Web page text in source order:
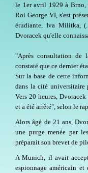
le 1er avril 1929 à Brno,
Roi George VI, s'est
étudiante, Iva Militka,
Dvoracek qu'elle
"Après consultation de
constaté que ce dernier
Sur la base de cette
dans la cité universitaire
Vers 20 heures,
et a été arrêté", selon le
Alors âgé de 21 ans,
une purge menée par
préparait son brevet de
A Munich, il avait
espionnage américain et